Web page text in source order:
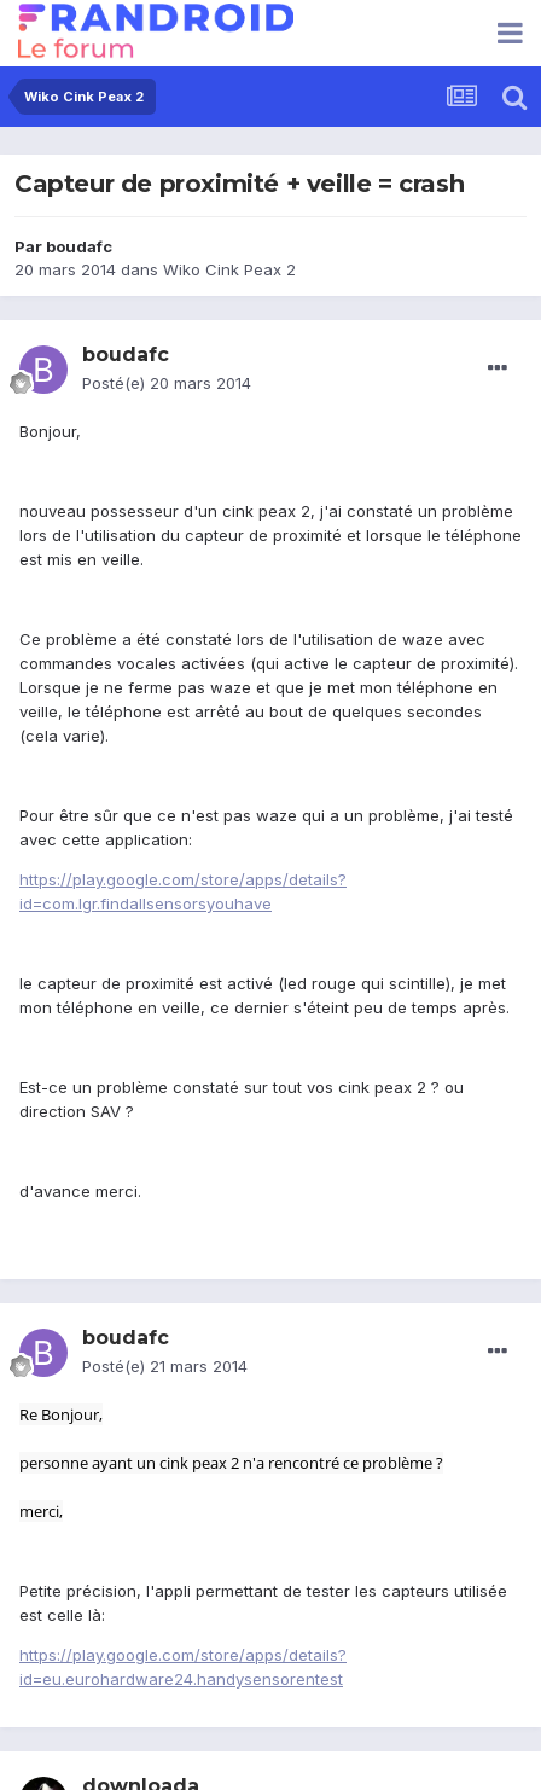
Wiko Cink Peax 2
Capteur de proximité + veille = crash
Par boudafc
20 mars 2014 dans Wiko Cink Peax 2
boudafc
Posté(e) 20 mars 2014
Bonjour,
nouveau possesseur d'un cink peax 2, j'ai constaté un problème
lors de l'utilisation du capteur de proximité et lorsque le téléphone
est mis en veille.
Ce problème a été constaté lors de l'utilisation de waze avec
commandes vocales activées (qui active le capteur de proximité).
Lorsque je ne ferme pas waze et que je met mon téléphone en
veille, le téléphone est arrêté au bout de quelques secondes
(cela varie).
Pour être sûr que ce n'est pas waze qui a un problème, j'ai testé
avec cette application:
https://play.google.com/store/apps/details?
id=com.lgr.findallsensorsyouhave
le capteur de proximité est activé (led rouge qui scintille), je met
mon téléphone en veille, ce dernier s'éteint peu de temps après.
Est-ce un problème constaté sur tout vos cink peax 2 ? ou
direction SAV ?
d'avance merci.
boudafc
Posté(e) 21 mars 2014
Re Bonjour,
personne ayant un cink peax 2 n'a rencontré ce problème ?
merci,
Petite précision, l'appli permettant de tester les capteurs utilisée
est celle là:
https://play.google.com/store/apps/details?
id=eu.eurohardware24.handysensorentest